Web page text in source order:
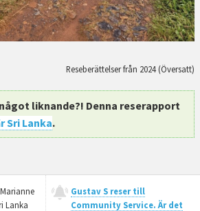
Reseberättelser från 2024 (Översatt)
liknande?! Denna reserapport
Sri Lanka.
Lanka
Gustav S reser till
Community Service. Är det